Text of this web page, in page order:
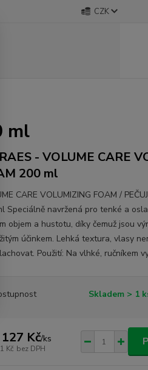
CZK
ml
- VOLUME CARE
200 ml
CARE VOLUMIZING FOAM /
Speciálně navržená pro tenké a
objem a hustotu, díky čemuž jsou
účinkem. Lehká textura, vlasy
Použití: Na vlhké, ručníkem
Skladem > 1
Kč/ks
Kč bez DPH